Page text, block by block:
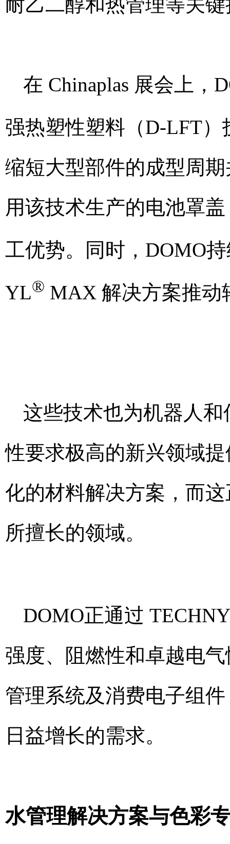
在 Chinaplas 展会上，
强热塑性塑料（D-LFT
缩短大型部件的成型周
用该技术生产的电池罩
工优势。同时，DOMO
YL® MAX 解决方案推动
这些技术也为机器人
性要求极高的新兴领域
化的材料解决方案，而
所擅长的领域。
DOMO正通过
强度、阻燃性和卓越电
管理系统及消费电子组
日益增长的需求。
水管理解决方案与色彩